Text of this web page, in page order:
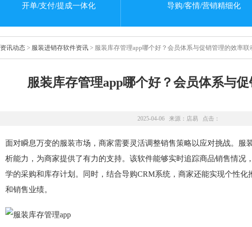
开单/支付/提成一体化 导购/客情/营销精细化
资讯动态 > 服装进销存软件资讯 > 服装库存管理app哪个好？会员体系与促销管理的效率联
服装库存管理app哪个好？会员体系与
2025-04-06 来源： 店易 点击：
面对瞬息万变的服装市场，商家需要灵活调整销售策略以应对挑战。服
析能力，为商家提供了有力的支持。该软件能够实时追踪商品销售情况
学的采购和库存计划。同时，结合导购CRM系统，商家还能实现个性
和销售业绩。